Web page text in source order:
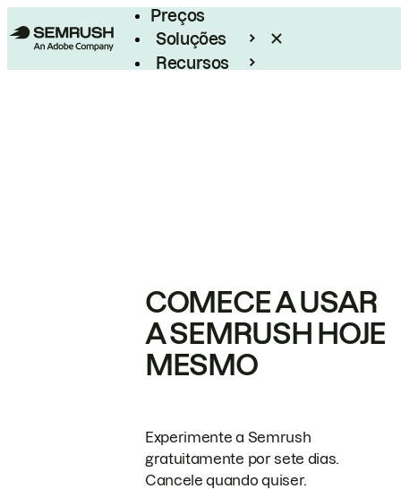
Preços
Soluções
Recursos
COMECE A USAR
A SEMRUSH HOJE
MESMO
Experimente a Semrush
gratuitamente por sete dias.
Cancele quando quiser.